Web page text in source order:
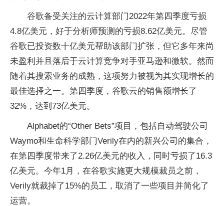
谷歌备受关注的云计算部门2022年第四季度亏损
4.8亿美元，好于分析师预测的亏损8.62亿美元。尽管
谷歌已投资数十亿美元帮助该部门扩张，但它多年来尚
未盈利并且落后于云计算竞争对手亚马逊和微软。然而
随着其搜索业务的成熟，这项努力被视为其实现增长的
最佳选择之一。第四季度，谷歌云的销售额增长了
32%，达到73亿美元。
Alphabet的“Other Bets”项目，包括自动驾驶公司
Waymo和生命科学部门Verily在内的新兴公司的集合，
在第四季度带来了2.26亿美元的收入，同时亏损了16.3
亿美元。今年1月，在谷歌实施更大规模裁员之前，
Verily就裁掉了15%的员工，取消了一些项目并简化了
运营。